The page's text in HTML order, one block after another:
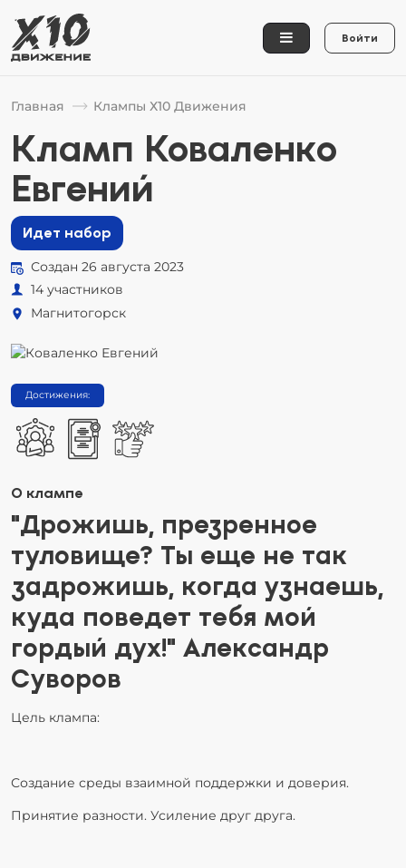
Войти
Главная Клампы Х10 Движения
Кламп Коваленко
Евгений
Идет набор
Создан 26 августа 2023
14 участников
Магнитогорск
Достижения:
О клампе
"Дрожишь, презренное
туловище? Ты еще не так
задрожишь, когда узнаешь,
куда поведет тебя мой
гордый дух!" Александр
Суворов
Цель клампа:
Создание среды взаимной поддержки и доверия.
Принятие разности. Усиление друг друга.